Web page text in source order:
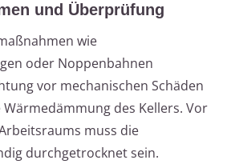
und Überprüfung
wie
oder Noppenbahnen
vor mechanischen Schäden
des Kellers. Vor
muss die
durchgetrocknet sein.